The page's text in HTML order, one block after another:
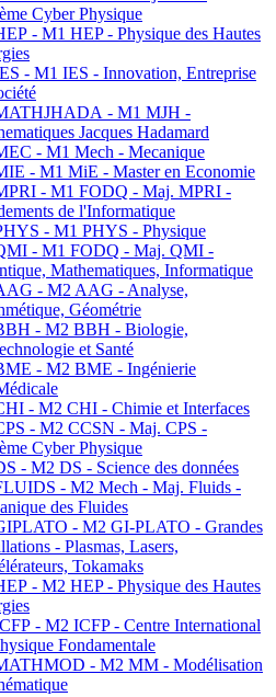
Cyber Physique
- M1 HEP - Physique des Hautes
- M1 IES - Innovation, Entreprise
- M1 MJH -
Jacques Hadamard
- M1 Mech - Mecanique
- M1 MiE - Master en Economie
- M1 FODQ - Maj. MPRI -
de l'Informatique
- M1 PHYS - Physique
- M1 FODQ - Maj. QMI -
Mathematiques, Informatique
- M2 AAG - Analyse,
Géométrie
- M2 BBH - Biologie,
et Santé
- M2 BME - Ingénierie
- M2 CHI - Chimie et Interfaces
- M2 CCSN - Maj. CPS -
Cyber Physique
- M2 DS - Science des données
- M2 Mech - Maj. Fluids -
des Fluides
- M2 GI-PLATO - Grandes
- Plasmas, Lasers,
Tokamaks
- M2 HEP - Physique des Hautes
- M2 ICFP - Centre International
Fondamentale
- M2 MM - Modélisation